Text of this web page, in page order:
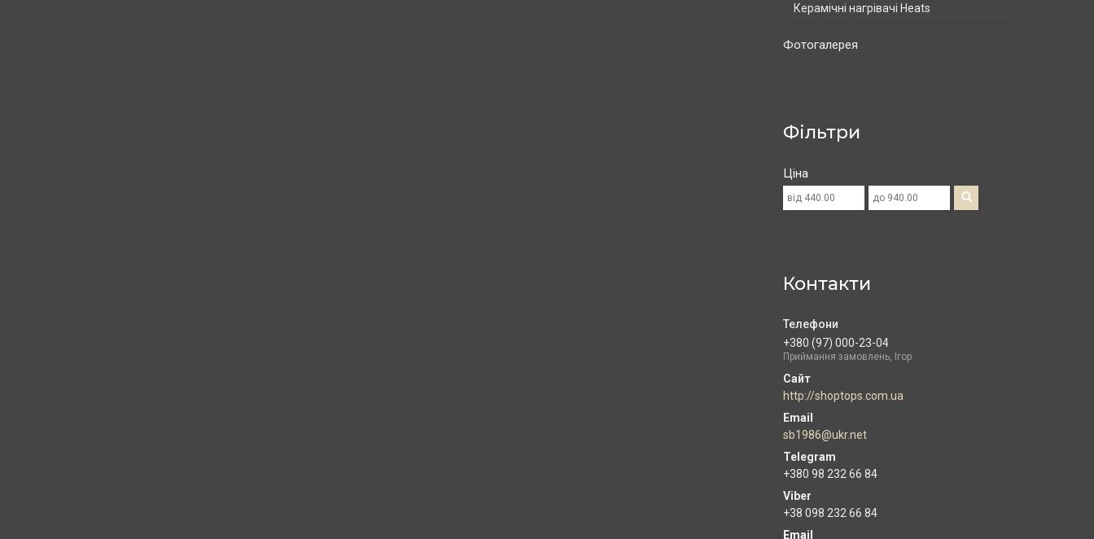
Керамічні нагрівачі Heats
Фотогалерея
Фільтри
Ціна
Контакти
+380 (97) 000-23-04
Приймання замовлень, Ігор
http://shoptops.com.ua
sb1986@ukr.net
+380 98 232 66 84
+38 098 232 66 84
Email